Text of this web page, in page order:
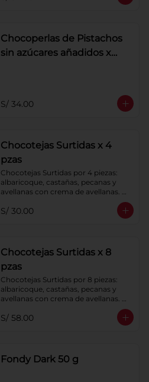
Chocoperlas de Pistachos
sin azúcares añadidos x
S/ 34.00
Chocotejas Surtidas x 4
pzas
Chocotejas Surtidas por 4 piezas:
albaricoque, castañas, pecanas y
avellanas con crema de avellanas.
S/ 30.00
Chocotejas Surtidas x 8
pzas
Chocotejas Surtidas por 8 piezas:
albaricoque, castañas, pecanas y
avellanas con crema de avellanas.
S/ 58.00
Fondy Dark 50 g